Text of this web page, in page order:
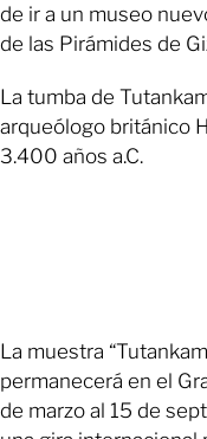
de ir a un museo
de las Pirámides de
La tumba de
arqueólogo británico
3.400 años a.C.
La muestra
permanecerá en el
de marzo al 15 de